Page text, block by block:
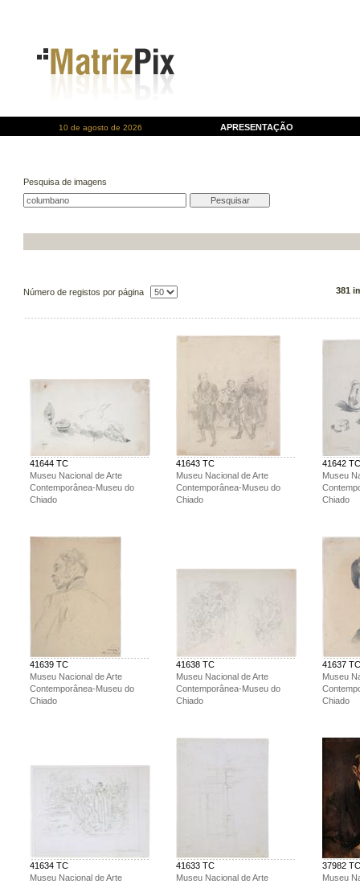
10 de agosto de 2026 APRESENTAÇÃO
Pesquisa de imagens
Número de registos por página 381
41644 TC
Museu Nacional de Arte
Contemporânea-Museu do
Chiado
41643 TC
Museu Nacional de Arte
Contemporânea-Museu do
Chiado
41642 TC
Museu
Chiado
41639 TC
Museu Nacional de Arte
Contemporânea-Museu do
Chiado
41638 TC
Museu Nacional de Arte
Contemporânea-Museu do
Chiado
41637 TC
Museu
Chiado
41634 TC
Museu Nacional de Arte
41633 TC
Museu Nacional de Arte
37982 TC
Museu